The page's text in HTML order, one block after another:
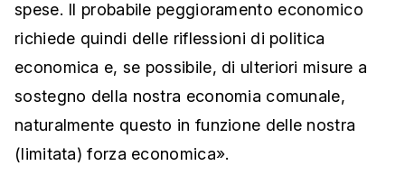
spese. Il probabile peggioramento economico
richiede quindi delle riflessioni di politica
economica e, se possibile, di ulteriori misure a
sostegno della nostra economia comunale,
naturalmente questo in funzione delle nostra
(limitata) forza economica».